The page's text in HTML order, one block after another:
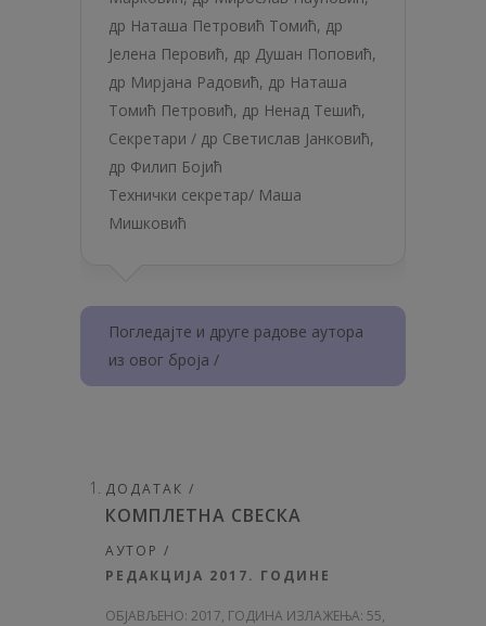
др Наташа Петровић Томић, др
Јелена Перовић, др Душан Поповић,
др Мирјана Радовић, др Наташа
Томић Петровић, др Ненад Тешић,
Секретари / др Светислав Јанковић,
др Филип Бојић
Технички секретар/ Маша
Мишковић
Погледајте и друге радове аутора
из овог броја /
ДОДАТАК /
КОМПЛЕТНА СВЕСКА
АУТОР /
РЕДАКЦИЈА 2017. ГОДИНЕ
ОБЈАВЉЕНО: 2017, ГОДИНА ИЗЛАЖЕЊА: 55,